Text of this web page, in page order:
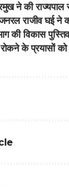
ने की राज्यपाल
राजीव घई ने
की विकास
रोकने के प्रयासों